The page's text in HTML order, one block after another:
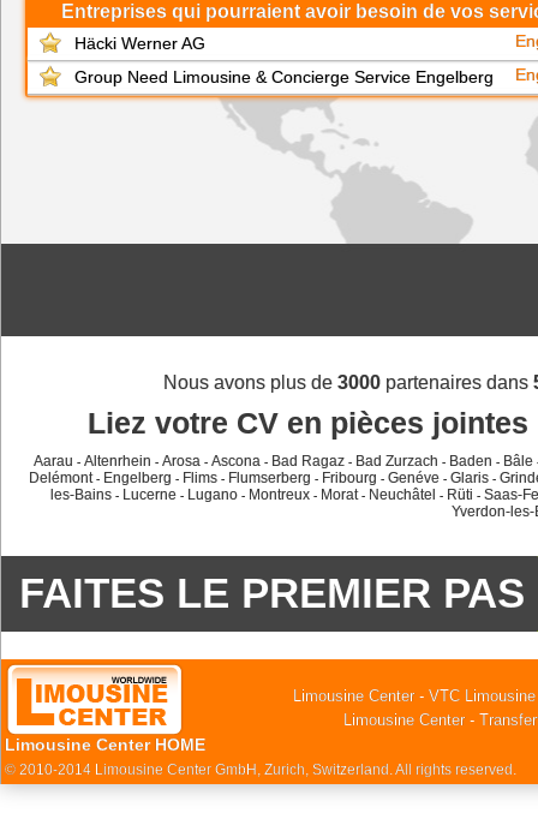
Entreprises qui pourraient avoir besoin de vos
Häcki Werner AG
Group Need Limousine & Concierge Service Engelberg
Nous avons plus de 3000partenaires dans
Liez votre CV en pièces
Aarau - Altenrhein - Arosa - Ascona - Bad Ragaz - Bad Zurzach - Baden - Bâle
Delémont- Engelberg - Flims- Flumserberg - Fribourg - Genéve- Glaris-
les-Bains- Lucerne- Lugano- Montreux- Morat- Neuchâtel - Rüti - Saas-
Yverdon-les-
FAITES LE PREMIER PAS
Limousine Center HOME
Limousine Center - VTC
Limousine Center -
© 2010-2014 Limousine Center GmbH, Zurich, Switzerland. All rights reserved.